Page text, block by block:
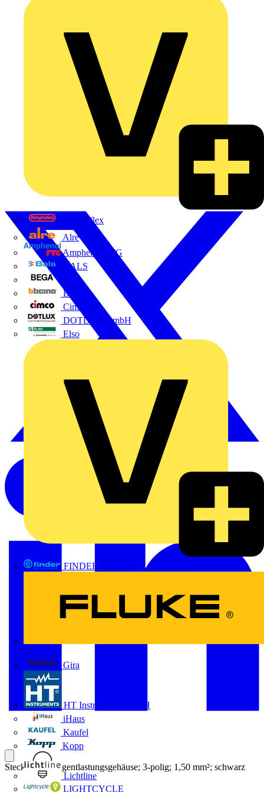
Adaptaflex
Alre
Amphenol FTG
BALS
Bega
Bticino
Cimco
DOTLUX GmbH
Elso
FINDER
Gira
HT Instruments GmbH
iHaus
Kaufel
Kopp
Lichtline
LIGHTCYCLE
Stecker; mit Zugentlastungsgehäuse; 3-polig; 1,50 mm²; schwarz